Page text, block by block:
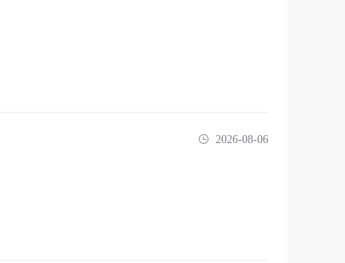
2026-08-06